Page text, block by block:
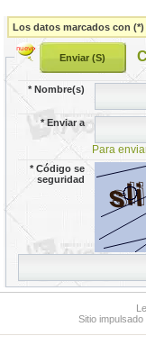
Los datos marcados con
*Nombre(s)
*Enviar a
Para
*Código se
seguridad
Sitio impulsado